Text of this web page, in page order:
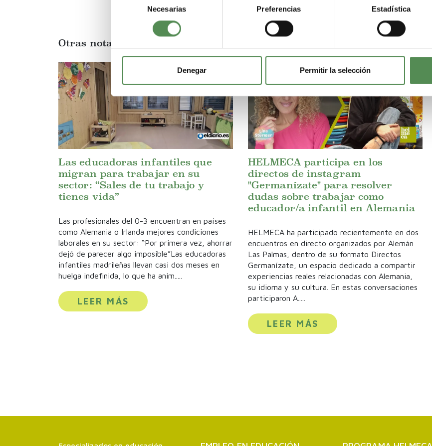
consentimiento
Necesarias Preferencias Estadística
Denegar Permitir la selección
Otras notas de prensa
Las educadoras infantiles que
migran para trabajar en su
sector: “Sales de tu trabajo y
tienes vida”
Las profesionales del 0-3 encuentran en países
como Alemania o Irlanda mejores condiciones
laborales en su sector: “Por primera vez, ahorrar
dejó de parecer algo imposible”Las educadoras
infantiles madrileñas llevan casi dos meses en
huelga indefinida, lo que ha anim.....
LEER MÁS
HELMECA participa en los
directos de instagram
"Germanízate" para resolver
dudas sobre trabajar como
educador/a infantil en Alemania
HELMECA ha participado recientemente en dos
encuentros en directo organizados por Alemán
Las Palmas, dentro de su formato Directos
Germanízate, un espacio dedicado a compartir
experiencias reales relacionadas con Alemania,
su idioma y su cultura. En estas conversaciones
participaron A.....
LEER MÁS